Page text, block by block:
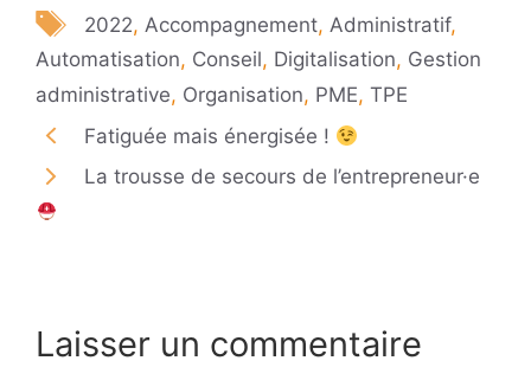
Étiquettes
2022, Accompagnement, Administratif,
Automatisation, Conseil, Digitalisation, Gestion
administrative, Organisation, PME, TPE
Fatiguée mais énergisée !
La trousse de secours de l’entrepreneur·e
Laisser un commentaire